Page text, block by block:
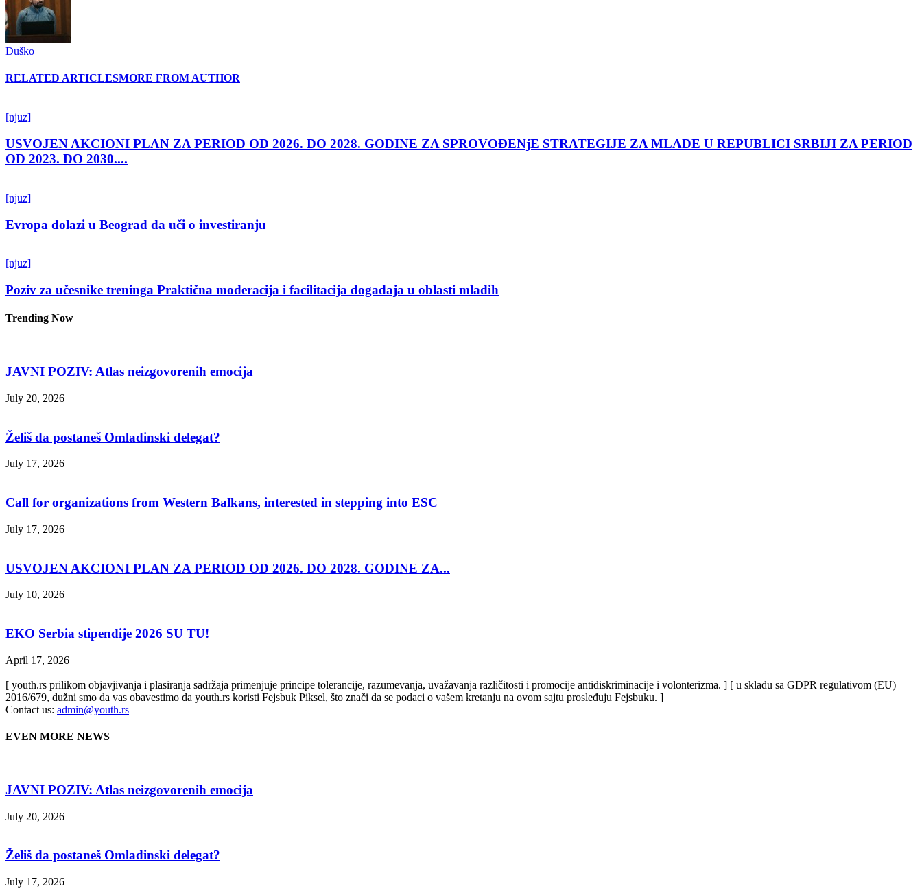
Duško
RELATED ARTICLESMORE FROM AUTHOR
[njuz]
USVOJEN AKCIONI PLAN ZA PERIOD OD 2026. DO 2028. GODINE ZA SPROVOĐENjE STRATEGIJE ZA MLADE U REPUBLICI SRBIJI ZA PERIOD
OD 2023. DO 2030....
[njuz]
Evropa dolazi u Beograd da uči o investiranju
[njuz]
Poziv za učesnike treninga Praktična moderacija i facilitacija događaja u oblasti mladih
Trending Now
JAVNI POZIV: Atlas neizgovorenih emocija
July 20, 2026
Želiš da postaneš Omladinski delegat?
July 17, 2026
Call for organizations from Western Balkans, interested in stepping into ESC
July 17, 2026
USVOJEN AKCIONI PLAN ZA PERIOD OD 2026. DO 2028. GODINE ZA...
July 10, 2026
EKO Serbia stipendije 2026 SU TU!
April 17, 2026
[ youth.rs prilikom objavjivanja i plasiranja sadržaja primenjuje principe tolerancije, razumevanja, uvažavanja različitosti i promocije antidiskriminacije i volonterizma. ] [ u skladu sa GDPR regulativom (EU)
2016/679, dužni smo da vas obavestimo da youth.rs koristi Fejsbuk Piksel, što znači da se podaci o vašem kretanju na ovom sajtu prosleđuju Fejsbuku. ]
Contact us: admin@youth.rs
EVEN MORE NEWS
JAVNI POZIV: Atlas neizgovorenih emocija
July 20, 2026
Želiš da postaneš Omladinski delegat?
July 17, 2026